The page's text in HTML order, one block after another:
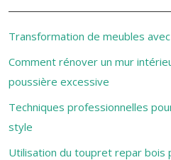
Transformation de meubles
Comment rénover un mur
poussière excessive
Techniques professionnelles
style
Utilisation du toupret repar bois